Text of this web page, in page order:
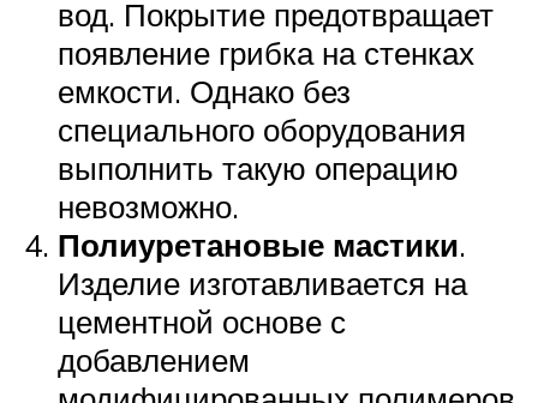
вод. Покрытие предотвращает
появление грибка на стенках
емкости. Однако без
специального оборудования
выполнить такую операцию
невозможно.
Полиуретановые мастики.
Изделие изготавливается на
цементной основе с
добавлением